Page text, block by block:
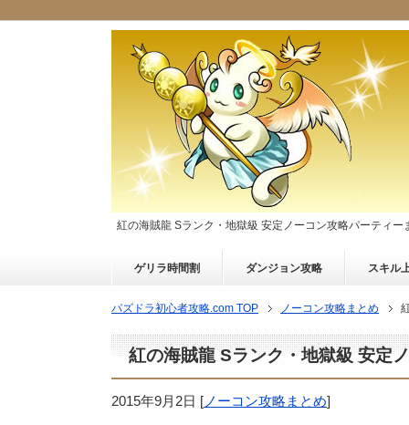
紅の海賊龍 Sランク・地獄級 安定ノーコン攻略パーティー
ゲリラ時間割 ダンジョン攻略 スキル
パズドラ初心者攻略.com TOP ノーコン攻略まとめ
紅の海賊龍 Sランク・地獄級 安定
2015年9月2日 [ノーコン攻略まとめ]